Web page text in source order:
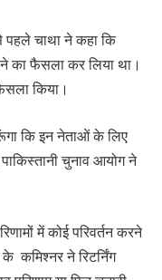
चाथा ने कहा कि
का फैसला कर लिया था।
किया।
कि इन नेताओं के लिए
चुनाव आयोग ने
में कोई परिवर्तन करने
कमिश्नर ने रिटर्निंग